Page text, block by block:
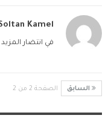
Kamel
في انتضار
السابق الصفحة 2 من 2